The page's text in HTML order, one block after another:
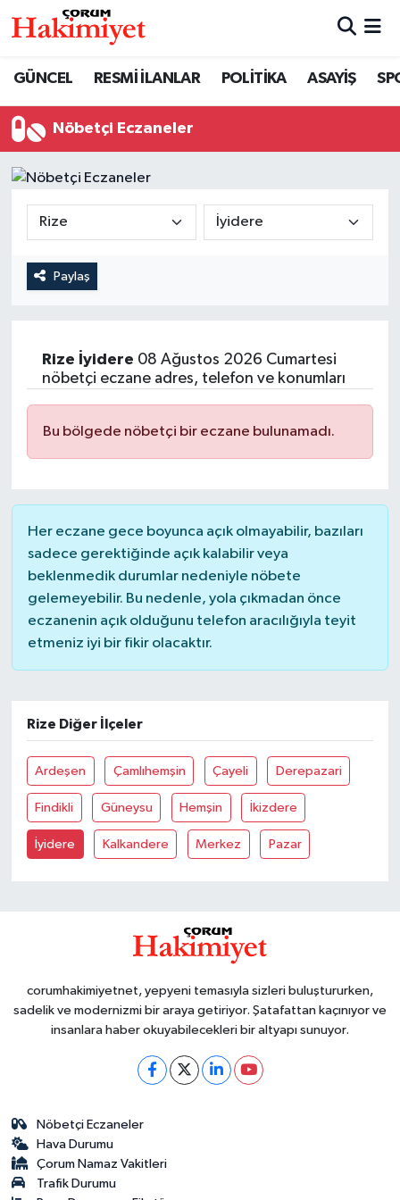
GÜNCEL RESMİ İLANLAR POLİTİKA ASAYİŞ
Nöbetçi Eczaneler
Paylaş
Rize İyidere 08 Ağustos 2026 Cumartesi
nöbetçi eczane adres, telefon ve konumları
Bu bölgede nöbetçi bir eczane bulunamadı.
Her eczane gece boyunca açık olmayabilir, bazıları
sadece gerektiğinde açık kalabilir veya
beklenmedik durumlar nedeniyle nöbete
gelemeyebilir. Bu nedenle, yola çıkmadan önce
eczanenin açık olduğunu telefon aracılığıyla teyit
etmeniz iyi bir fikir olacaktır.
Rize Diğer İlçeler
Ardeşen Çamlıhemşin Çayeli Derepazari
Findikli Güneysu Hemşin İkizdere
İyidere Kalkandere Merkez Pazar
corumhakimiyetnet, yepyeni temasıyla sizleri buluştururken,
sadelik ve modernizmi bir araya getiriyor. Şatafattan kaçınıyor ve
insanlara haber okuyabilecekleri bir altyapı sunuyor.
Nöbetçi Eczaneler
Hava Durumu
Çorum Namaz Vakitleri
Trafik Durumu
ASAYİŞ
GÜNCEL
EĞİTİM
İLÇELER
Nöbetçi Eczaneler
Trafik Durumu
Tüm Manşetler
Haber Arşivi